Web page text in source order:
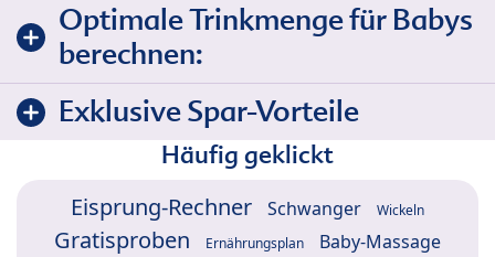
Optimale Trinkmenge für Babys
berechnen:
Exklusive Spar-Vorteile
Häufig geklickt
Eisprung-Rechner Schwanger Wickeln
Gratisproben Ernährungsplan Baby-Massage